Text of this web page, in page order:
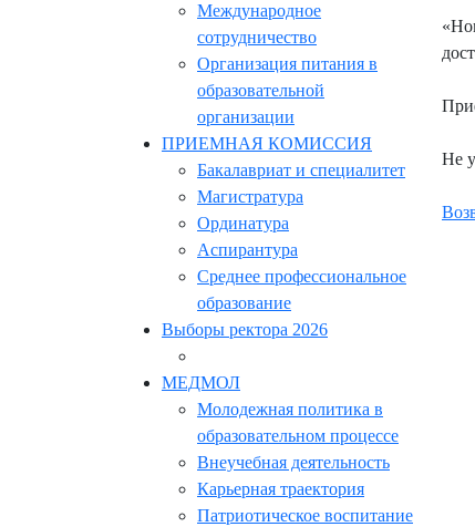
Международное
сотрудничество
Организация питания в
образовательной
организации
ПРИЕМНАЯ КОМИССИЯ
Бакалавриат и специалитет
Магистратура
Ординатура
Аспирантура
Среднее профессиональное
образование
Выборы ректора 2026
МЕДМОЛ
Молодежная политика в
образовательном процессе
Внеучебная деятельность
Карьерная траектория
Патриотическое воспитание
Не